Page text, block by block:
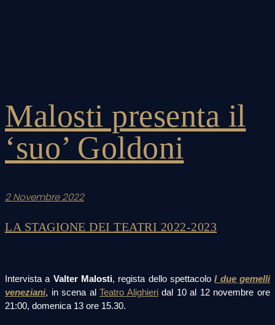
Malosti presenta il
‘suo’ Goldoni
2 Novembre 2022
LA STAGIONE DEI TEATRI 2022-2023
Intervista a Valter Malosti, regista dello spettacoloI due gemelli
veneziani, in scena alTeatro Alighieridal 10 al 12 novembre ore
21:00, domenica 13 ore 15.30.